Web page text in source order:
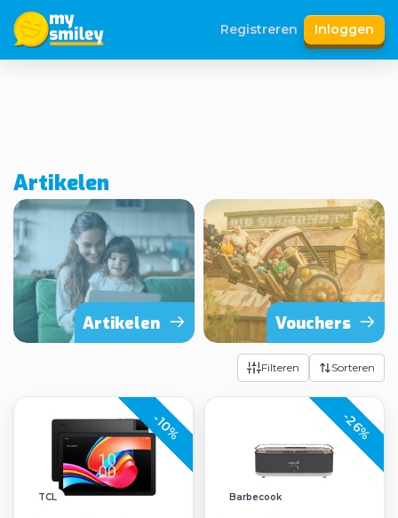
Registreren Inloggen
Artikelen
Artikelen Vouchers
Filteren Sorteren
-10%
TCL
-26%
Barbecook